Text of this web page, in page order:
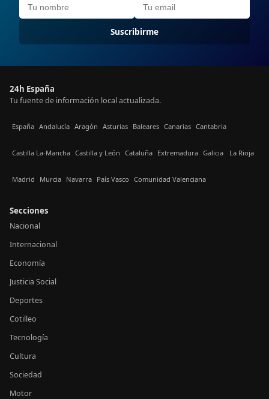
Suscribirme
24h España
Tu fuente de información local actualizada.
España Andalucía Aragón Asturias Baleares Canarias Cantabria
Castilla La-Mancha Castilla y León Cataluña Extremadura Galicia La Rioja
Madrid Murcia Navarra País Vasco Comunidad Valenciana
Secciones
Nacional
Internacional
Economía
Justicia Social
Deportes
Cotilleo
Tecnología
Cultura
Sociedad
Motor